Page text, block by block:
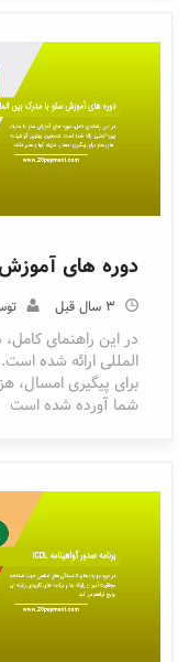
دوره های
3 سال قبل
در این راهنمای
المللی ارائه شده
برای پیگیری امسال،
شما آورده شده است